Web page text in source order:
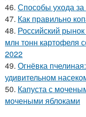
46. Способы ухода
47. Как правильно
48. Российский
млн тонн картофеля
2022
49. Огнёвка
удивительном
50. Капуста с
мочеными яблоками